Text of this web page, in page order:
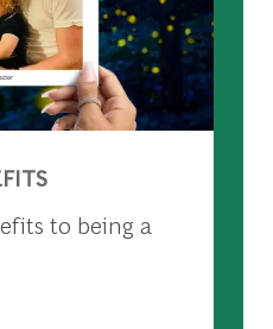
to being a